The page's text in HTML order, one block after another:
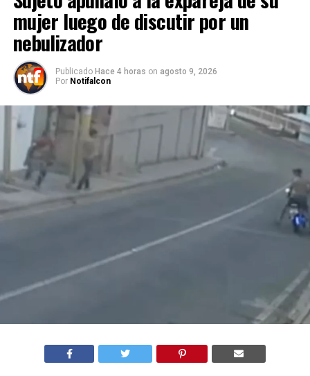
mujer luego de discutir por un
nebulizador
Publicado Hace 4 horas on agosto 9, 2026
Por Notifalcon